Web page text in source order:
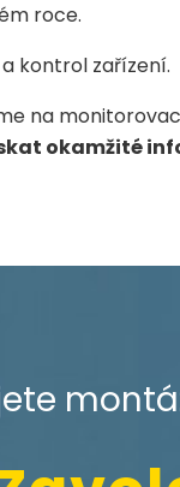
roce.
kontrol zařízení.
na
okamžité